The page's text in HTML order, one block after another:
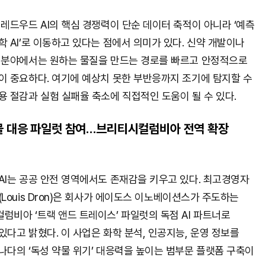
드우드 AI의 핵심 경쟁력이 단순 데이터 축적이 아니라 ‘예측
AI’로 이동하고 있다는 점에서 의미가 있다. 신약 개발이나
야에서는 원하는 물질을 만드는 경로를 빠르고 안정적으로
중요하다. 여기에 예상치 못한 부반응까지 조기에 탐지할 수
절감과 실험 실패율 축소에 직접적인 도움이 될 수 있다.
대응 파일럿 참여…브리티시컬럼비아 전역 확장
는 공공 안전 영역에서도 존재감을 키우고 있다. 최고경영자
Dron)은 회사가 에이도스 이노베이션스가 주도하는
럼비아 ‘트랙 앤드 트레이스’ 파일럿의 독점 AI 파트너로
다고 밝혔다. 이 사업은 화학 분석, 인공지능, 운영 정보를
다의 ‘독성 약물 위기’ 대응력을 높이는 범부문 플랫폼 구축이